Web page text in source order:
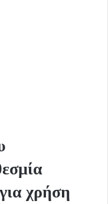
χρήση